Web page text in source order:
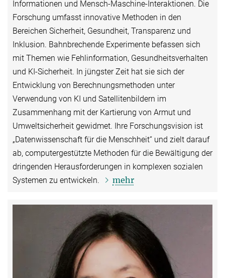
Informationen und Mensch-Maschine-Interaktionen. Die
Forschung umfasst innovative Methoden in den
Bereichen Sicherheit, Gesundheit, Transparenz und
Inklusion. Bahnbrechende Experimente befassen sich
mit Themen wie Fehlinformation, Gesundheitsverhalten
und KI-Sicherheit. In jüngster Zeit hat sie sich der
Entwicklung von Berechnungsmethoden unter
Verwendung von KI und Satellitenbildern im
Zusammenhang mit der Kartierung von Armut und
Umweltsicherheit gewidmet. Ihre Forschungsvision ist
„Datenwissenschaft für die Menschheit“ und zielt darauf
ab, computergestützte Methoden für die Bewältigung der
dringenden Herausforderungen in komplexen sozialen
Systemen zu entwickeln.
mehr